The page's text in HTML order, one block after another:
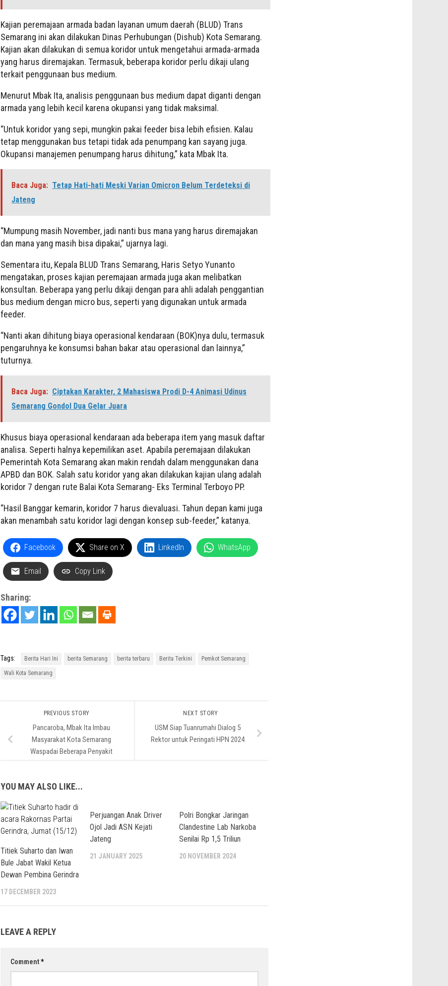
Kajian peremajaan armada badan layanan umum daerah (BLUD) Trans
Semarang ini akan dilakukan Dinas Perhubungan (Dishub) Kota Semarang.
Kajian akan dilakukan di semua koridor untuk mengetahui armada-armada
yang harus diremajakan. Termasuk, beberapa koridor perlu dikaji ulang
terkait penggunaan bus medium.
Menurut Mbak Ita, analisis penggunaan bus medium dapat diganti dengan
armada yang lebih kecil karena okupansi yang tidak maksimal.
“Untuk koridor yang sepi, mungkin pakai feeder bisa lebih efisien. Kalau
tetap menggunakan bus tetapi tidak ada penumpang kan sayang juga.
Okupansi manajemen penumpang harus dihitung,” kata Mbak Ita.
Baca Juga: Tetap Hati-hati Meski Varian Omicron Belum Terdeteksi di
Jateng
“Mumpung masih November, jadi nanti bus mana yang harus diremajakan
dan mana yang masih bisa dipakai,” ujarnya lagi.
Sementara itu, Kepala BLUD Trans Semarang, Haris Setyo Yunanto
mengatakan, proses kajian peremajaan armada juga akan melibatkan
konsultan. Beberapa yang perlu dikaji dengan para ahli adalah penggantian
bus medium dengan micro bus, seperti yang digunakan untuk armada
feeder.
“Nanti akan dihitung biaya operasional kendaraan (BOK)nya dulu, termasuk
pengaruhnya ke konsumsi bahan bakar atau operasional dan lainnya,”
tuturnya.
Baca Juga: Ciptakan Karakter, 2 Mahasiswa Prodi D-4 Animasi Udinus
Semarang Gondol Dua Gelar Juara
Khusus biaya operasional kendaraan ada beberapa item yang masuk daftar
analisa. Seperti halnya kepemilikan aset. Apabila peremajaan dilakukan
Pemerintah Kota Semarang akan makin rendah dalam menggunakan dana
APBD dan BOK. Salah satu koridor yang akan dilakukan kajian ulang adalah
koridor 7 dengan rute Balai Kota Semarang- Eks Terminal Terboyo PP.
“Hasil Banggar kemarin, koridor 7 harus dievaluasi. Tahun depan kami juga
akan menambah satu koridor lagi dengan konsep sub-feeder,” katanya.
Facebook Share on X LinkedIn WhatsApp
Email Copy Link
Sharing:
Tags: Berita Hari Ini berita Semarang berita terbaru Berita Terkini Pemkot Semarang
Wali Kota Semarang
NEXT STORY
USM Siap Tuanrumahi Dialog 5
Rektor untuk Peringati HPN 2024
PREVIOUS STORY
Pancaroba, Mbak Ita Imbau
Masyarakat Kota Semarang
Waspadai Beberapa Penyakit
YOU MAY ALSO LIKE...
Titiek Suharto dan Iwan
Bule Jabat Wakil Ketua
Dewan Pembina Gerindra
17 DECEMBER 2023
Perjuangan Anak Driver
Ojol Jadi ASN Kejati
Jateng
21 JANUARY 2025
Polri Bongkar Jaringan
Clandestine Lab Narkoba
Senilai Rp 1,5 Triliun
20 NOVEMBER 2024
LEAVE A REPLY
Comment*